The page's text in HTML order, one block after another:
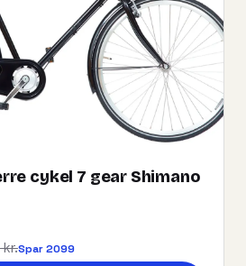
cykel 7 gear Shimano
kr.Spar 2099